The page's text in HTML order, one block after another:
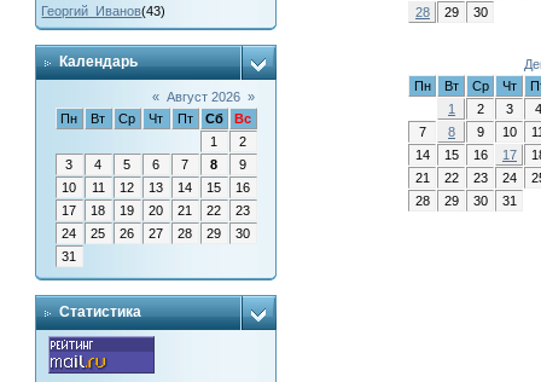
Георгий_Иванов(43)
Календарь
« Август 2026 »
Пн
Вт Ср Чт Пт Сб
Вс
1
2
3
4 5 6 7 8
9
10
11 12 13 14 15
16
17
18 19 20 21 22
23
24
25 26 27 28 29
30
31
Статистика
28
29 30
Пн
Вт Ср Чт
1
2 3
4
7
8 9 10
14
15 16 17
21
22 23 24
28
29 30 31